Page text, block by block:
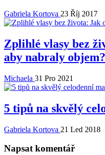
Gabriela Kortova 23 Říj 2017
Zplihlé vlasy bez
aby nabraly objem?
Michaela 31 Pro 2021
5 tipů na skvělý
Gabriela Kortova 21 Led 2018
Napsat komentář